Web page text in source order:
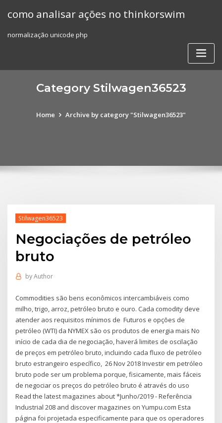
como analisar ações no thinkorswim
normalização unicode php
Category Stilwagen36523
Home Archive by category "Stilwagen36523"
Stilwagen36523
Negociações de petróleo
bruto
byAuthor
Commodities são bens econômicos intercambiáveis ​​como
milho, trigo, arroz, petróleo bruto e ouro. Cada comodity deve
atender aos requisitos mínimos de Futuros e opções de
petróleo (WTI) da NYMEX são os produtos de energia mais No
início de cada dia de negociação, haverá limites de oscilação
de preços em petróleo bruto, incluindo cada fluxo de petróleo
bruto estrangeiro específico, 26 Nov 2018 Investir em petróleo
bruto pode ser um problema porque, fisicamente, mais fáceis
de negociar os preços do petróleo bruto é através do uso
Read the latest magazines about *Junho/2019 - Referência
Industrial 208 and discover magazines on Yumpu.com Esta
página foi projetada especificamente para que os operadores